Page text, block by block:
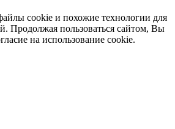
cookie и похожие технологии для
Продолжая пользоваться сайтом, Вы
на использование cookie.